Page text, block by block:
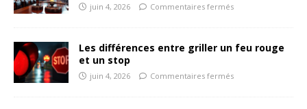
juin 4, 2026 Commentaires fermés
Les différences entre griller un feu rouge
et un stop
juin 4, 2026 Commentaires fermés